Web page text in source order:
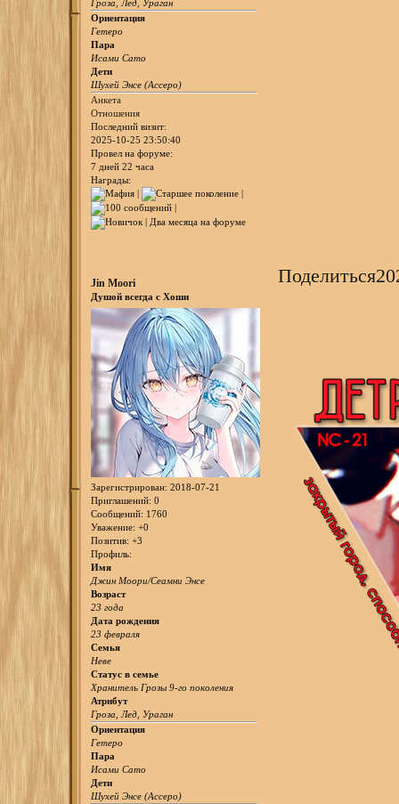
Гроза, Лед, Ураган
Ориентация
Гетеро
Пара
Исами Сато
Дети
Шухей Энсе (Ассеро)
Анкета
Отношения
Последний визит:
2025-10-25 23:50:40
Провел на форуме:
7 дней 22 часа
Награды:
Поделиться
Jin Moori
Душой всегда с Хоши
Зарегистрирован: 2018-07-21
Приглашений: 0
Сообщений: 1760
Уважение: +0
Позитив: +3
Профиль:
Имя
Джин Моори/Сеамни Энсе
Возраст
23 года
Дата рождения
23 февраля
Семья
Неве
Статус в семье
Хранитель Грозы 9-го поколения
Атрибут
Гроза, Лед, Ураган
Ориентация
Гетеро
Пара
Исами Сато
Дети
Шухей Энсе (Ассеро)